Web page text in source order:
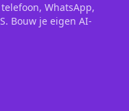
WhatsApp,
Bouw je eigen AI-